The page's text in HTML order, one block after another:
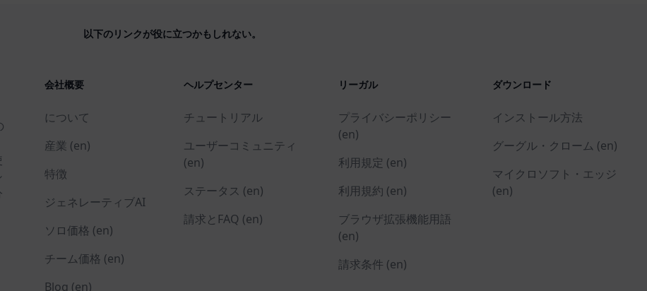
以下のリンクが役に立つかもしれない。
会社概要
について
産業 (en)
特徴
ジェネレーティブAI
ソロ価格 (en)
チーム価格 (en)
Blog (en)
ヘルプセンター
チュートリアル
ユーザーコミュニティ
(en)
ステータス (en)
請求とFAQ (en)
リーガル
プライバシーポリシー
(en)
利用規定 (en)
利用規約 (en)
ブラウザ拡張機能用語
(en)
請求条件 (en)
ダウンロード
インストール方法
グーグル・クローム (en)
マイクロソフト・エッジ
(en)